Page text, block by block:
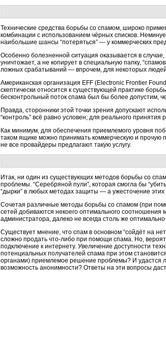
Технические средства борьбы со спамом, широко
комбинации с использованием чёрных списков.
наибольшие шансы “потеряться” — у коммерческих
Особенно болезненной ситуация оказывается в
уничтожает, а не копирует в специальную папку,
ложных срабатываний — впрочем, для некоторых
Американская организация EFF (Electronic Frontier
скептически относится к существующей практике
бесконтрольный поток спама был бы более допустим,
Правда, сторонники этой точки зрения допускают
“контроль” всё равно условен; для реального
Как минимум, для обеспечения приемлемого уровня
таком ящике можно принимать коммерческую и прочую
не все провайдеры предлагают такую услугу.
Итак, ни один из существующих методов борьбы со
проблемы. “Серебряной пули”, которая смогла бы
“дырки” в любых методах защиты — а ужесточение
Сочетая различные методы борьбы со спамом (при
сетей добиваются некоего оптимального
администратора, далеко не всегда столь же
Существует мнение, что спам в основном “сойдёт на
сложно продать что-либо при помощи спама. Но,
подключение к интернету. Увеличение доступности
потенциальных получателей спама при этом
органами) приемлемое решение проблемы? И удастся
возможность анонимности? Ответы на эти вопросы